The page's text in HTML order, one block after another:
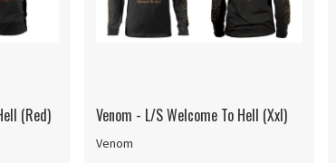
(Red)
Venom - L/S Welcome To Hell (Xxl)
Venom